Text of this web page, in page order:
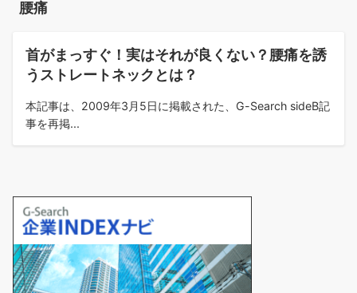
腰痛
首がまっすぐ！実はそれが良くない？腰痛を誘
うストレートネックとは？
本記事は、2009年3月5日に掲載された、G-Search sideB記
事を再掲...